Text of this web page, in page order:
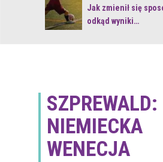
Jak zmienił się
odkąd wyniki…
SZPREWALD:
NIEMIECKA
WENECJA